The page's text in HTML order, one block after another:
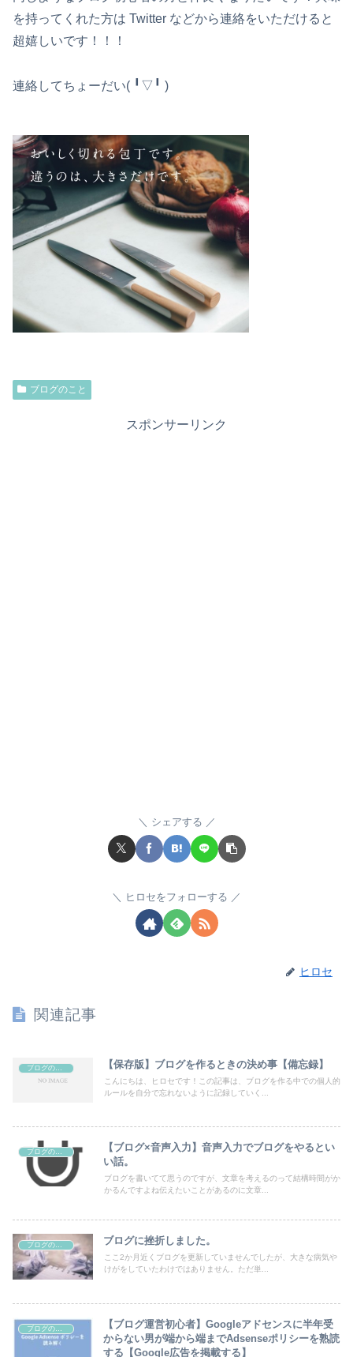
を持ってくれた方は Twitter などから連絡をいただけると
超嬉しいです！！！
連絡してちょーだい( ╹▽╹ )
ブログのこと
スポンサーリンク
シェアする
ヒロセをフォローする
ヒロセ
関連記事
【保存版】ブログを作るときの決め事【備忘録】
こんにちは、ヒロセです！この記事は、ブログを作る中での個人的
ルールを自分で忘れないように記録していく...
【ブログ×音声入力】音声入力でブログをやるとい
い話。
ブログを書いてて思うのですが、文章を考えるのって結構時間がか
かるんですよね伝えたいことがあるのに文章...
ブログに挫折しました。
ここ2か月近くブログを更新していませんでしたが、大きな病気や
けがをしていたわけではありません。ただ単...
【ブログ運営初心者】Googleアドセンスに半年受
からない男が端から端までAdsenseポリシーを熟読
する【Google広告を掲載する】